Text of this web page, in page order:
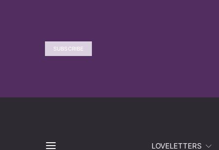
SUBSCRIBE
LOVELETTERS